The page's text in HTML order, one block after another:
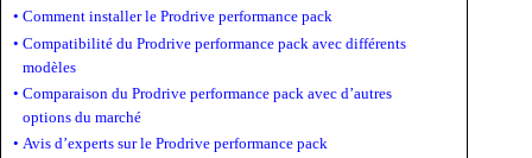
Comment installer le Prodrive performance pack
Compatibilité du Prodrive performance pack avec différents
modèles
Comparaison du Prodrive performance pack avec d’autres
options du marché
Avis d’experts sur le Prodrive performance pack